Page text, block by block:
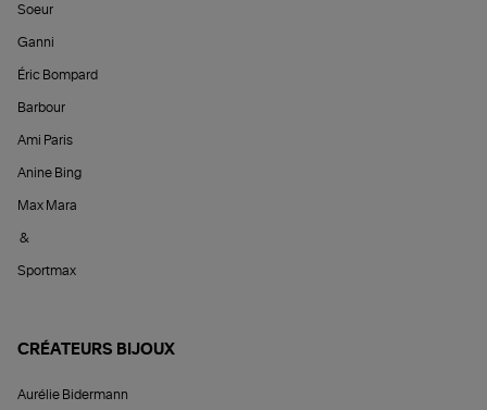
Soeur
Ganni
Éric Bompard
Barbour
Ami Paris
Anine Bing
Max Mara
&
Sportmax
CRÉATEURS BIJOUX
Aurélie Bidermann